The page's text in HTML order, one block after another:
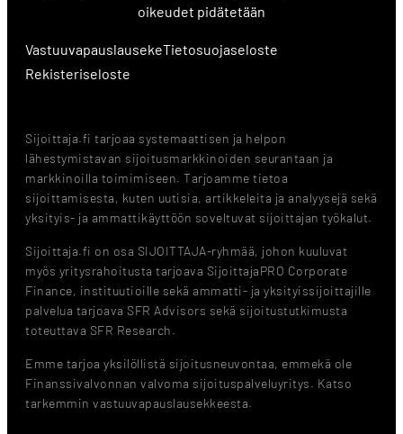
oikeudet pidätetään
VastuuvapauslausekeTietosuojaseloste
Rekisteriseloste
Sijoittaja.fi tarjoaa systemaattisen ja helpon
lähestymistavan sijoitusmarkkinoiden seurantaan ja
markkinoilla toimimiseen. Tarjoamme tietoa
sijoittamisesta, kuten uutisia, artikkeleita ja analyysejä sekä
yksityis- ja ammattikäyttöön soveltuvat sijoittajan työkalut.
Sijoittaja.fi on osa SIJOITTAJA-ryhmää, johon kuuluvat
myös yritysrahoitusta tarjoava SijoittajaPRO Corporate
Finance, instituutioille sekä ammatti- ja yksityissijoittajille
palvelua tarjoava SFR Advisors sekä sijoitustutkimusta
toteuttava SFR Research.
Emme tarjoa yksilöllistä sijoitusneuvontaa, emmekä ole
Finanssivalvonnan valvoma sijoituspalveluyritys. Katso
tarkemmin vastuuvapauslausekkeesta.